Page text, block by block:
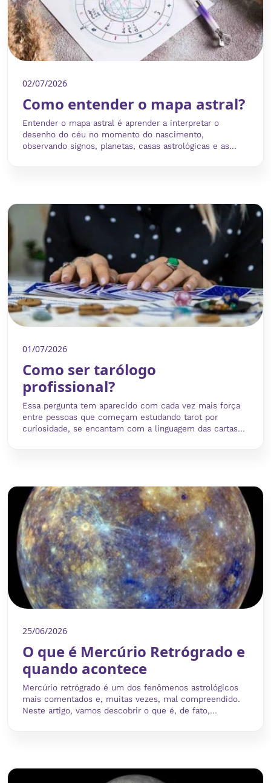
02/07/2026
Como entender o mapa astral?
Entender o mapa astral é aprender a interpretar o
desenho do céu no momento do nascimento,
observando signos, planetas, casas astrológicas e as...
01/07/2026
Como ser tarólogo
profissional?
Essa pergunta tem aparecido com cada vez mais força
entre pessoas que começam estudando tarot por
curiosidade, se encantam com a linguagem das cartas...
25/06/2026
O que é Mercúrio Retrógrado e
quando acontece
Mercúrio retrógrado é um dos fenômenos astrológicos
mais comentados e, muitas vezes, mal compreendido.
Neste artigo, vamos descobrir o que é, de fato,...